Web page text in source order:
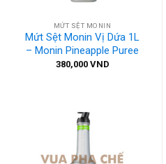
MỨT SỆT MONIN
Mứt Sệt Monin Vị Dứa 1L
– Monin Pineapple Puree
380,000 VND